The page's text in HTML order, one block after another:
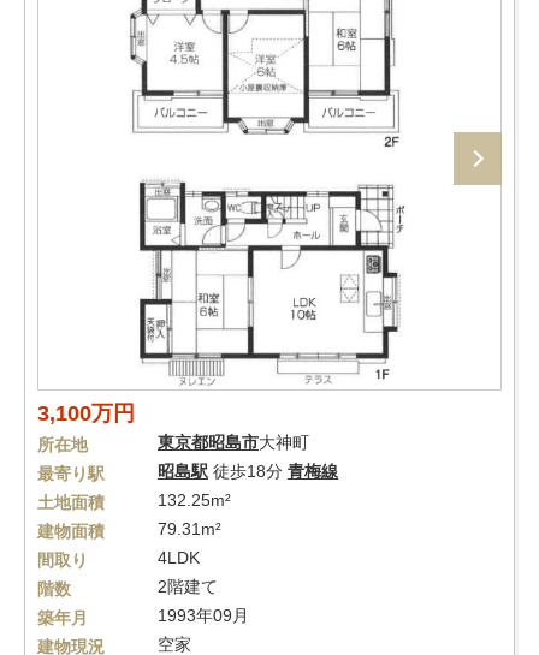
3,100万円
所在地 東京都昭島市大神町
最寄り駅
昭島駅 徒歩18分 青梅線
土地面積
132.25m²
建物面積
79.31m²
間取り
4LDK
階数
2階建て
築年月
1993年09月
建物現況
空家